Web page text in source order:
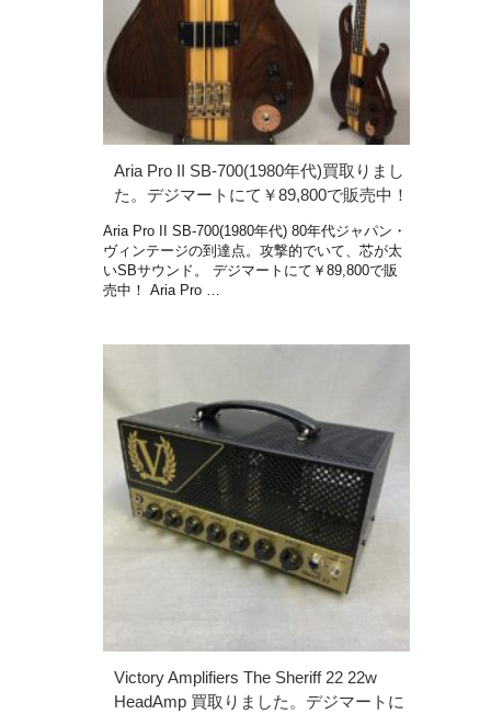
Aria Pro II SB-700(1980年代)買取りまし
た。デジマートにて￥89,800で販売中！
Aria Pro II SB-700(1980年代) 80年代ジャパン・
ヴィンテージの到達点。攻撃的でいて、芯が太
いSBサウンド。 デジマートにて￥89,800で販
売中！ Aria Pro …
Victory Amplifiers The Sheriff 22 22w
HeadAmp 買取りました。デジマートに